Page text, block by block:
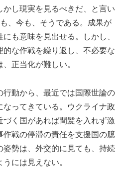
し現実を見るべきだ、と言い
、今も、そうである。成果が
も意味を見出せる。しかし、
な作戦を繰り返し、不必要な
正当化が難しい。
動から、最近では国際世論の
ってきている。ウクライナ政
づく国があれば間髪を入れず激
作戦の停滞の責任を支援国の臆
勢は、外交的に見ても、持続
には見えない。